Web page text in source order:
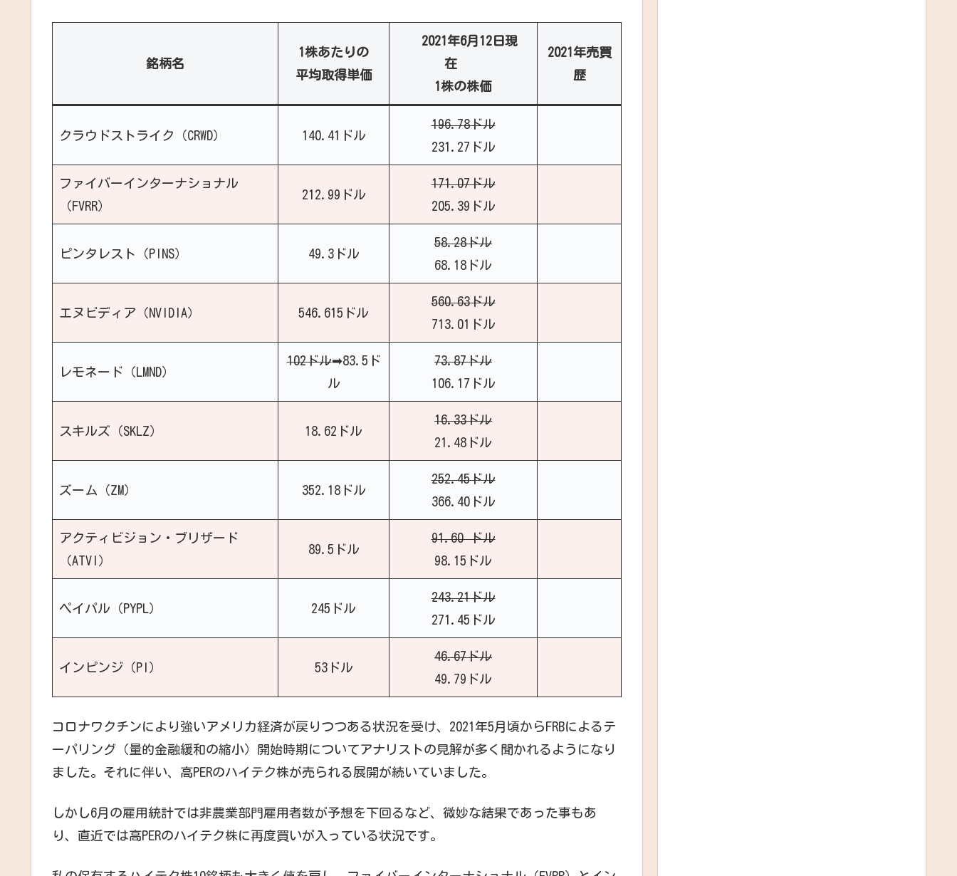
銘柄名
1株あたりの
平均取得単価
2021年6月12日現
在
1株の株価
2021年売買
歴
クラウドストライク（CRWD） 140.41ドル
196.78ドル
231.27ドル
ファイバーインターナショナル
（FVRR）
212.99ドル
171.07ドル
205.39ドル
ピンタレスト（PINS） 49.3ドル
58.28ドル
68.18ドル
エヌビディア（NVIDIA） 546.615ドル
560.63ドル
713.01ドル
レモネード（LMND）
102ドル➡83.5ド
ル
73.87ドル
106.17ドル
スキルズ（SKLZ） 18.62ドル
16.33ドル
21.48ドル
ズーム（ZM） 352.18ドル
252.45ドル
366.40ドル
アクティビジョン・ブリザード
（ATVI）
89.5ドル
91.60 ドル
98.15ドル
ペイパル（PYPL） 245ドル
243.21ドル
271.45ドル
インピンジ（PI） 53ドル
46.67ドル
49.79ドル
コロナワクチンにより強いアメリカ経済が戻りつつある状況を受け、2021年5月頃からFRBによるテ
ーパリング（量的金融緩和の縮小）開始時期についてアナリストの見解が多く聞かれるようになり
ました。それに伴い、高PERのハイテク株が売られる展開が続いていました。
しかし6月の雇用統計では非農業部門雇用者数が予想を下回るなど、微妙な結果であった事もあ
り、直近では高PERのハイテク株に再度買いが入っている状況です。